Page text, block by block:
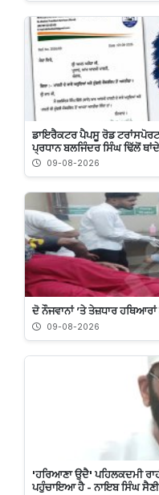
ਡਾਇਰੈਕਟਰ ਪੈਪਸੂ ਰੋਡ ਟਰਾਂਸਪੋਰਟ
ਪ੍ਰਧਾਨ ਬਲਜਿੰਦਰ ਸਿੰਘ ਢਿੱਲੋਂ
09-08-2026
ਦੋ ਨੌਜਵਾਨਾਂ ’ਤੇ ਤੇਜ਼ਧਾਰ
09-08-2026
'ਹਰਿਆਣਾ ਉਦੈ' ਪਹਿਲਕਦਮੀ
ਪਹੁੰਚਾਇਆ ਹੈ - ਨਾਇਬ ਸਿੰਘ ਸੈਣੀ